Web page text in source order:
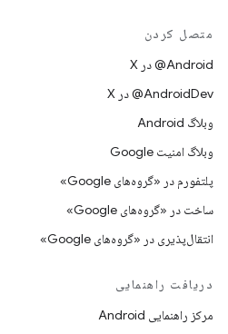
متصل کردن
‫‎@Android در X
‫‎@AndroidDev در X
وبلاگ Android
وبلاگ امنیت Google
پلتفورم در «گروه‌های Google»
ساخت در «گروه‌های Google»
انتقال‌پذیری در «گروه‌های Google»
دریافت راهنمایی
مرکز راهنمایی Android